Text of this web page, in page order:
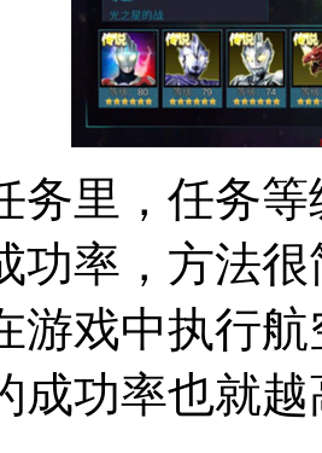
务里，任务
功率，方法
游戏中执行
成功率也就越